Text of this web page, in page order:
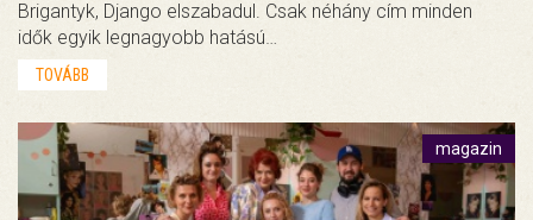
Brigantyk, Django elszabadul. Csak néhány cím minden
idők egyik legnagyobb hatású…
TOVÁBB
magazin